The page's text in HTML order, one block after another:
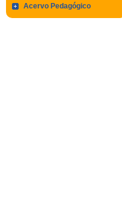
Acervo Pedagógico